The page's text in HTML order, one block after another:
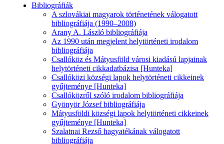
Bibliográfiák
A szlovákiai magyarok történetének válogatott
bibliográfiája (1990–2008)
Arany A. László bibliográfiája
Az 1990 után megjelent helytörténeti irodalom
bibliográfiája
Csallóköz és Mátyusföld városi kiadású lapjainak
helytörténeti cikkadatbázisa [Hunteka]
Csallóközi községi lapok helytörténeti cikkeinek
gyűjteménye [Hunteka]
Csallóközről szóló irodalom bibliográfiája
Gyönyör József bibliográfiája
Mátyusföldi községi lapok helytörténeti cikkeinek
gyűjteménye [Hunteka]
Szalatnai Rezső hagyatékának válogatott
bibliográfiája